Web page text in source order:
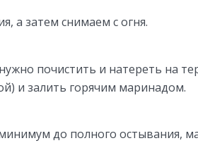
а затем снимаем с огня.
почистить и натереть на
и залить горячим маринадом.
до полного остывания,